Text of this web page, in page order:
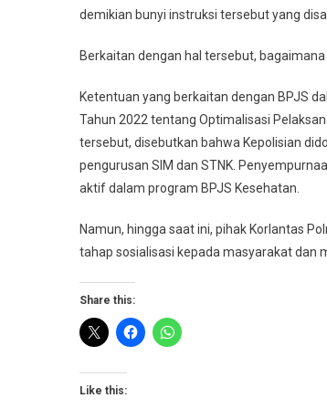
demikian bunyi instruksi tersebut yang
Berkaitan dengan hal tersebut,
Ketentuan yang berkaitan dengan BPJS
Tahun 2022 tentang Optimalisasi
tersebut, disebutkan bahwa Kepolisian
pengurusan SIM dan STNK.
aktif dalam program BPJS Kesehatan.
Namun, hingga saat ini, pihak Korlantas
tahap sosialisasi kepada masyarakat dan
Share this:
Like this: